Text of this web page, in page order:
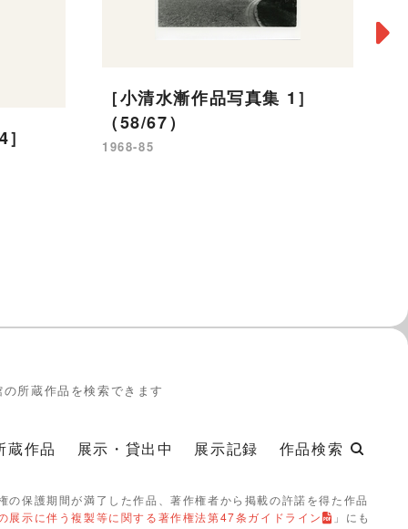
［小清水漸作品写真集 1］
（58/67）
1968-85
所蔵作品を検索できます
蔵作品 展示・貸出中 展示記録 作品検索
保護期間が満了した作品、著作権者から掲載の許諾を得た作品
展示に伴う複製等に関する著作権法第47条ガイドライン
」にも